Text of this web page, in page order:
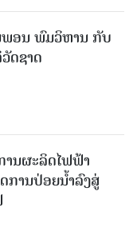
ພອນ ພົມວິຫານ ກັບ
ດຊາດ
ານຜະລິດໄຟຟ້າ
ການປ່ອຍນໍ້າລົງສູ່